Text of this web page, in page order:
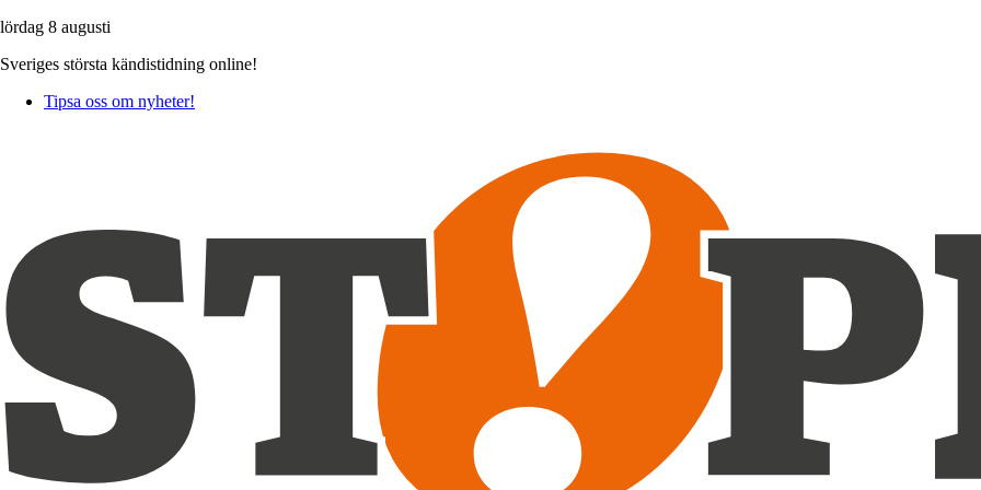
lördag 8 augusti
Sveriges största kändistidning online!
Tipsa oss om nyheter!